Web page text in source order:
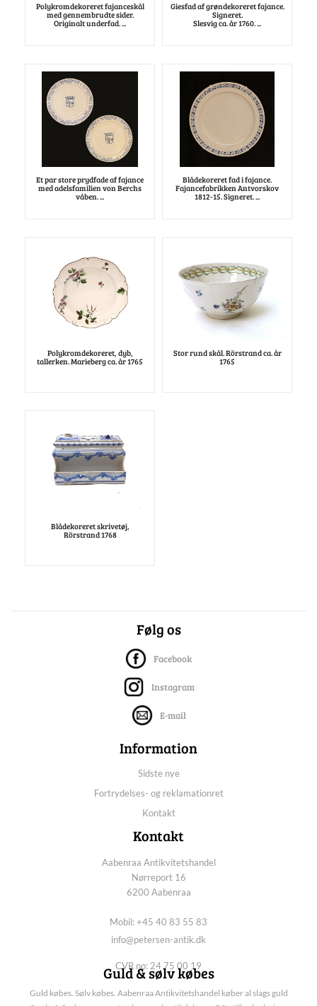
Polykromdekoreret fajanceskål
med gennembrudte sider.
Originalt underfad. ...
Giesfad af grøndekoreret fajance.
Signeret.
Slesvig ca. år 1760. ...
Et par store prydfade af fajance
med adelsfamilien von Berchs
våben. ...
Blådekoreret fad i fajance.
Fajancefabrikken Antvorskov
1812-15. Signeret. ...
Polykromdekoreret, dyb,
tallerken. Marieberg ca. år 1765
Stor rund skål. Rörstrand ca. år
1765
Blådekoreret skrivetøj,
Rörstrand 1768
Følg os
Facebook
Instagram
E-mail
Information
Sidste nye
Fortrydelses- og reklamationret
Kontakt
Kontakt
Aabenraa Antikvitetshandel
Nørreport 16
6200 Aabenraa
Mobil: +45 40 83 55 83
info@petersen-antik.dk
CVR no: 24 75 00 19
Guld & sølv købes
Guld købes. Sølv købes. Aabenraa Antikvitetshandel køber al slags guld